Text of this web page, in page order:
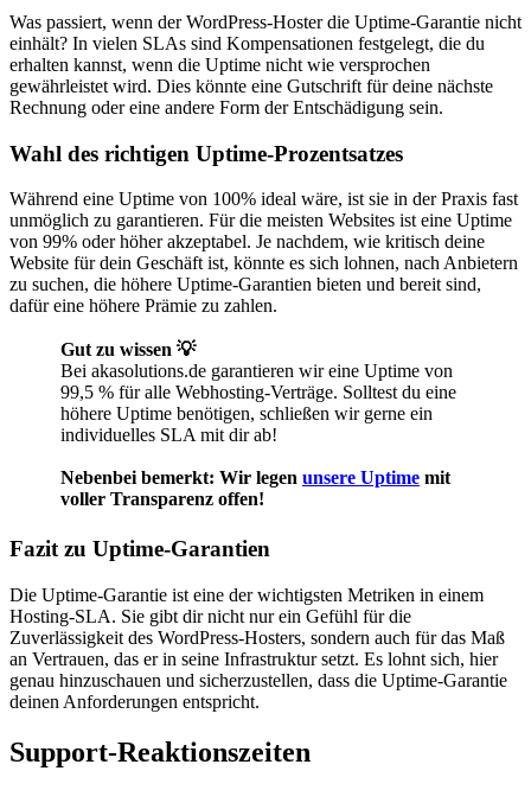
Was passiert, wenn der WordPress-Hoster die Uptime-Garantie nicht
einhält? In vielen SLAs sind Kompensationen festgelegt, die du
erhalten kannst, wenn die Uptime nicht wie versprochen
gewährleistet wird. Dies könnte eine Gutschrift für deine nächste
Rechnung oder eine andere Form der Entschädigung sein.
Wahl des richtigen Uptime-Prozentsatzes
Während eine Uptime von 100% ideal wäre, ist sie in der Praxis fast
unmöglich zu garantieren. Für die meisten Websites ist eine Uptime
von 99% oder höher akzeptabel. Je nachdem, wie kritisch deine
Website für dein Geschäft ist, könnte es sich lohnen, nach Anbietern
zu suchen, die höhere Uptime-Garantien bieten und bereit sind,
dafür eine höhere Prämie zu zahlen.
Gut zu wissen 💡
Bei akasolutions.de garantieren wir eine Uptime von
99,5 % für alle Webhosting-Verträge. Solltest du eine
höhere Uptime benötigen, schließen wir gerne ein
individuelles SLA mit dir ab!
Nebenbei bemerkt: Wir legen unsere Uptime mit
voller Transparenz offen!
Fazit zu Uptime-Garantien
Die Uptime-Garantie ist eine der wichtigsten Metriken in einem
Hosting-SLA. Sie gibt dir nicht nur ein Gefühl für die
Zuverlässigkeit des WordPress-Hosters, sondern auch für das Maß
an Vertrauen, das er in seine Infrastruktur setzt. Es lohnt sich, hier
genau hinzuschauen und sicherzustellen, dass die Uptime-Garantie
deinen Anforderungen entspricht.
Support-Reaktionszeiten